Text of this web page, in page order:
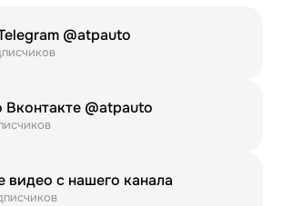
@atpauto
@atpauto
видео с нашего канала